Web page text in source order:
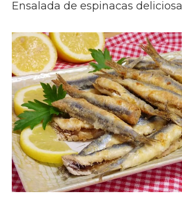
Ensalada de espinacas deliciosa